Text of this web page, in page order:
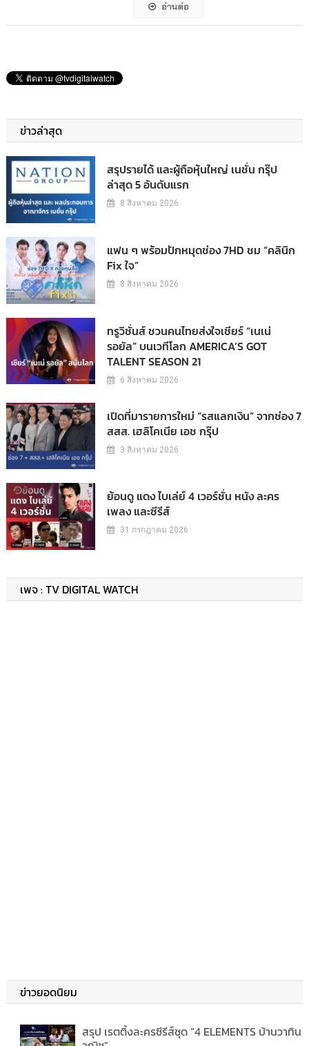
อ่านต่อ
ข่าวล่าสุด
สรุปรายได้ และผู้ถือหุ้นใหญ่ เนชั่น กรุ๊ป
ล่าสุด 5 อันดับแรก
8 สิงหาคม 2026
แฟน ๆ พร้อมปักหมุดช่อง 7HD ชม “คลินิก
Fix ใจ”
8 สิงหาคม 2026
ทรูวิชั่นส์ ชวนคนไทยส่งใจเชียร์ “เนเน่
รอยัล” บนเวทีโลก AMERICA’S GOT
TALENT SEASON 21
6 สิงหาคม 2026
เปิดที่มารายการใหม่ “รสแลกเงิน” จากช่อง 7
สสส. เฮลิโคเนีย เอช กรุ๊ป
3 สิงหาคม 2026
ย้อนดู แดง ไบเล่ย์ 4 เวอร์ชั่น หนัง ละคร
เพลง และซีรีส์
31 กรกฎาคม 2026
เพจ : TV DIGITAL WATCH
ข่าวยอดนิยม
สรุป เรตติ้งละครซีรีส์ชุด “4 ELEMENTS บ้านวาทิน